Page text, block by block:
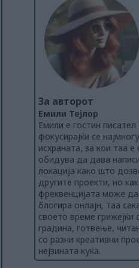
За авторот
Емили Тејлор
Емили е гостин
фокусирајќи се
исхраната, за кои таа е
обидува да дава
локација како што
другите проекти, но
фреквенцијата може
блогира онлајн, таа
своето време грижејќи
градина, готвење,
со разни креативни
нејзината куќа.